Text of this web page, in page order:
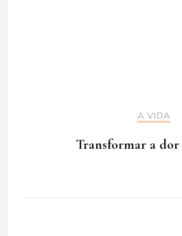
A VIDA
Transformar a